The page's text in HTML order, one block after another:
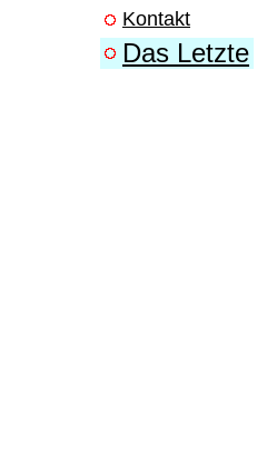
Kontakt
Das Letzte